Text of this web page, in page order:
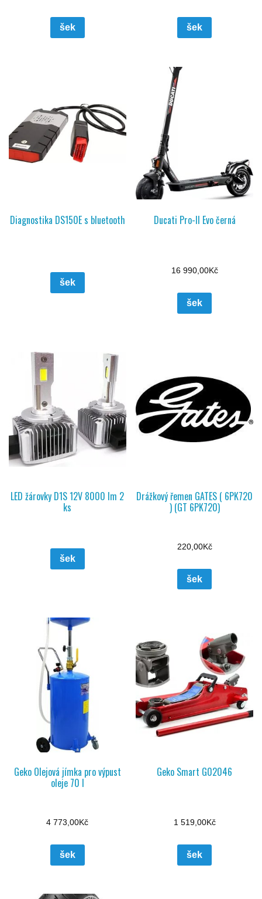
šek šek
Diagnostika DS150E s bluetooth
šek
Ducati Pro-II Evo černá
16 990,00Kč
šek
LED žárovky D1S 12V 8000 lm 2
ks
šek
Drážkový řemen GATES ( 6PK720
) (GT 6PK720)
220,00Kč
šek
Geko Olejová jímka pro výpust
oleje 70 l
4 773,00Kč
šek
Geko Smart G02046
1 519,00Kč
šek